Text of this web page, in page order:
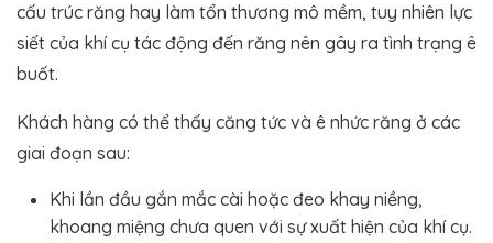
cấu trúc răng hay làm tổn thương mô mềm, tuy nhiên lực
siết của khí cụ tác động đến răng nên gây ra tình trạng ê
buốt.
Khách hàng có thể thấy căng tức và ê nhức răng ở các
giai đoạn sau:
Khi lần đầu gắn mắc cài hoặc đeo khay niềng,
khoang miệng chưa quen với sự xuất hiện của khí cụ.